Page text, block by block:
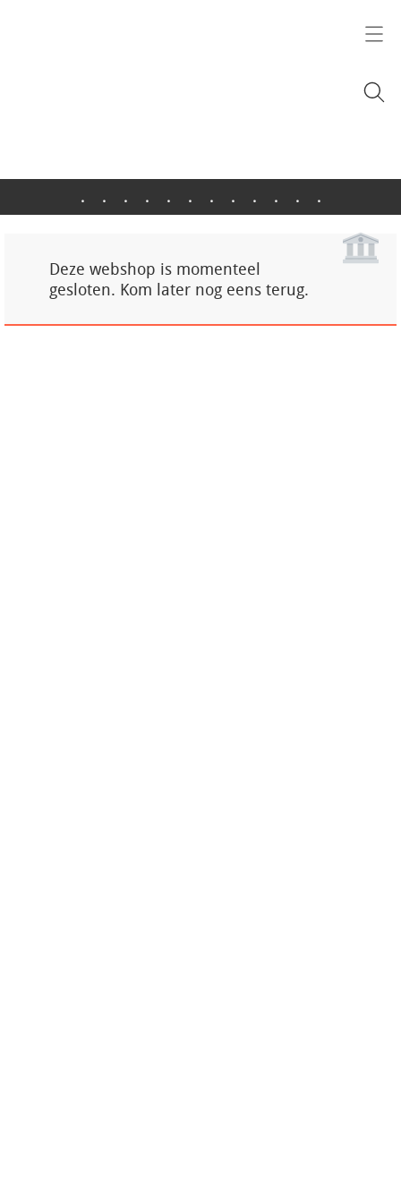
. . . . . . . . . . . .
Deze webshop is momenteel
gesloten. Kom later nog eens terug.